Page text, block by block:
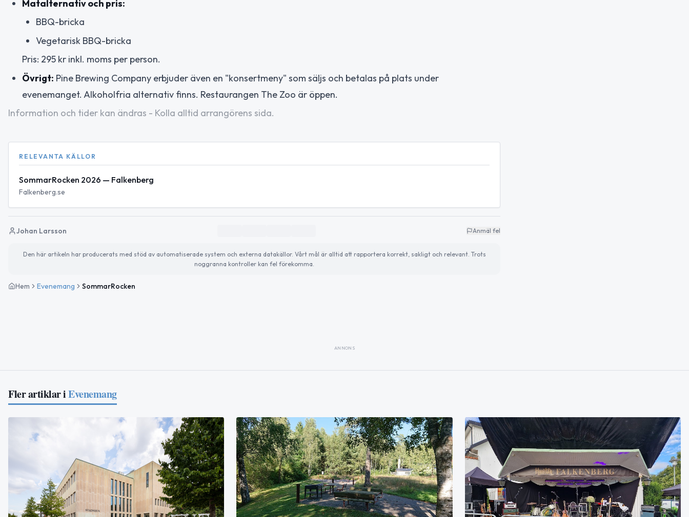
Matalternativ och pris:
BBQ-bricka
Vegetarisk BBQ-bricka
Pris: 295 kr inkl. moms per person.
Övrigt: Pine Brewing Company erbjuder även en "konsertmeny" som säljs och betalas på plats under
evenemanget. Alkoholfria alternativ finns. Restaurangen The Zoo är öppen.
Information och tider kan ändras - Kolla alltid arrangörens sida.
RELEVANTA KÄLLOR
SommarRocken 2026 — Falkenberg
Falkenberg.se
Johan Larsson Anmäl fel
Den här artikeln har producerats med stöd av automatiserade system och externa datakällor. Vårt mål är alltid att rapportera korrekt, sakligt och relevant. Trots
noggranna kontroller kan fel förekomma.
Hem Evenemang SommarRocken
ANNONS
Fler artiklar iEvenemang